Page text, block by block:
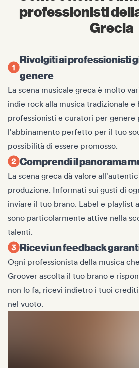
professionisti
Grecia
Rivolgiti ai professionisti
genere
La scena musicale greca è molto
indie rock alla musica tradizionale e
professionisti e curatori per genere
l'abbinamento perfetto per il tuo
possibilità di essere promosso.
Comprendi il panorama
La scena greca dà valore
produzione. Informati sui gusti di
inviare il tuo brano. Label e playlist
sono particolarmente attive nella
talenti.
Ricevi un feedback
Ogni professionista della musica
Groover ascolta il tuo brano e
non lo fa, ricevi indietro i tuoi
nel vuoto.